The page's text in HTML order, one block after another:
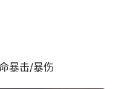
暴击/暴伤